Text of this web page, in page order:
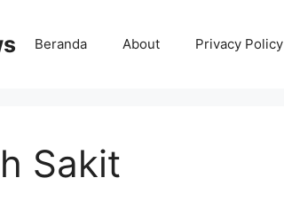
Beranda About Privacy Policy
Sakit